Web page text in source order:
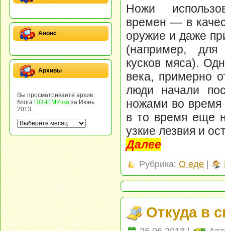
Анонс
Архивы
Вы просматриваете архив
блога ПОЧЕМУчка за Июнь
2013 .
Ножи
времен — в
оружие и даже
(например, для
кусков мяса).
века, примерно
люди начали
ножами во время
в то время еще
узкие лезвия и
Далее
Рубрика: О еде |
Откуда в